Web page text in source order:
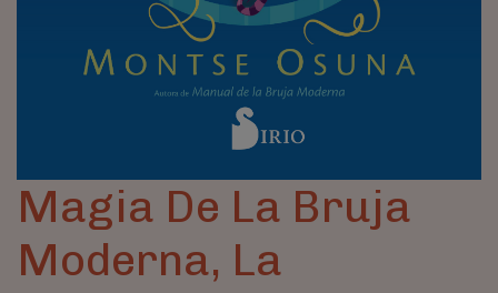
Magia De La Bruja
Moderna, La